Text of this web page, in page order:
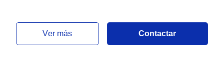
ver más Contactar